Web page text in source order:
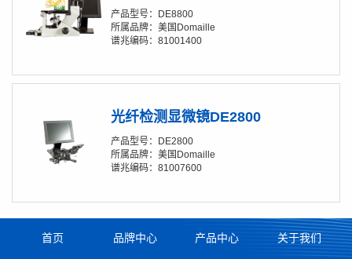
产品型号：DE8800
所属品牌：美国Domaille
谱兆编码：81001400
光纤检测显微镜DE2800
产品型号：DE2800
所属品牌：美国Domaille
谱兆编码：81007600
首页 品牌中心 产品中心 关于我们